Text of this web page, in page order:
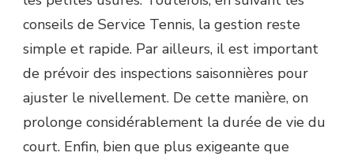
conseils de Service Tennis, la gestion reste
simple et rapide. Par ailleurs, il est important
de prévoir des inspections saisonnières pour
ajuster le nivellement. De cette manière, on
prolonge considérablement la durée de vie du
court. Enfin, bien que plus exigeante que